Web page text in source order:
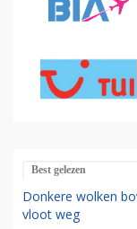
Best gelezen
Donkere wolken
vloot weg